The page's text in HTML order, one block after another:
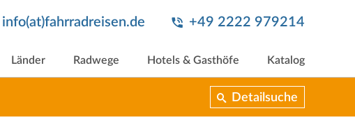
info(at)fahrradreisen.de +49 2222 979214
Länder Radwege Hotels & Gasthöfe Katalog
Detailsuche